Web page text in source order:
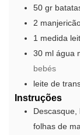
50 gr
2
1 medida
30 ml água
bebés
leite de
Instruções
folhas de